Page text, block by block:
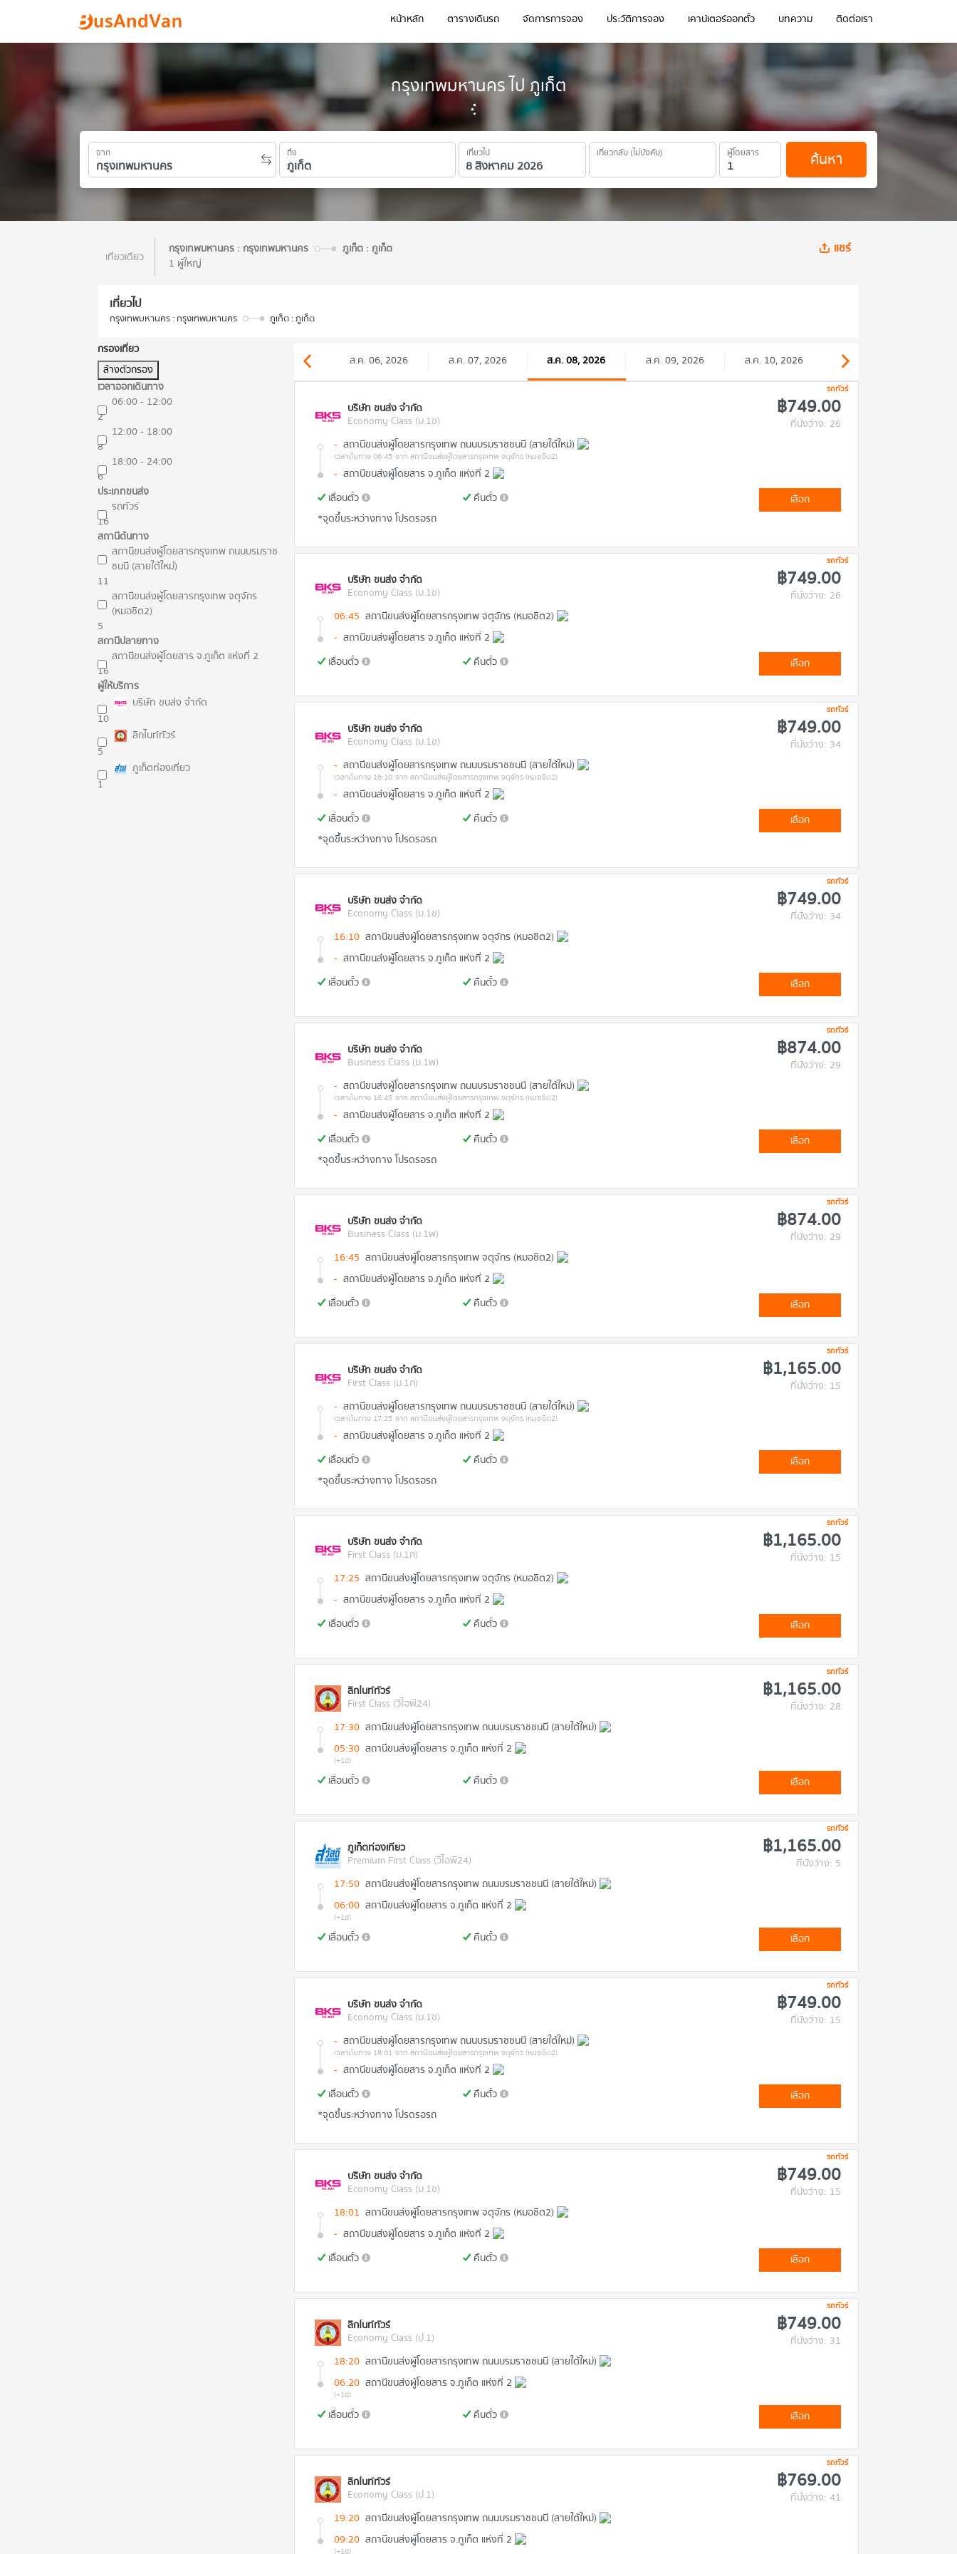
กรุงเทพมหานคร ไป ภูเก็ต
จาก ถึง เที่ยวไป เที่ยวกลับ (ไม่บังคับ) ผู้โดยสาร ค้นหา
หน้าหลัก ตารางเดินรถ จัดการการจอง ประวัติการจอง เคาน์เตอร์ออกตั๋ว บทความ ติดต่อเรา
เที่ยวเดียว
กรุงเทพมหานคร : กรุงเทพมหานคร
ภูเก็ต : ภูเก็ต
1 ผู้ใหญ่
แชร์
เที่ยวไป
กรุงเทพมหานคร : กรุงเทพมหานคร ภูเก็ต : ภูเก็ต
กรองเที่ยว
ล้างตัวกรอง
เวลาออกเดินทาง
06:00 - 12:00
2
12:00 - 18:00
8
18:00 - 24:00
6
ประเภทขนส่ง
รถทัวร์
16
สถานีต้นทาง
สถานีขนส่งผู้โดยสารกรุงเทพ ถนนบรมราช
ชนนี (สายใต้ใหม่)
11
สถานีขนส่งผู้โดยสารกรุงเทพ จตุจักร
(หมอชิต2)
5
สถานีปลายทาง
สถานีขนส่งผู้โดยสาร จ.ภูเก็ต แห่งที่ 2
16
ผู้ให้บริการ
บริษัท ขนส่ง จำกัด
10
ลิกไนท์ทัวร์
5
ภูเก็ตท่องเที่ยว
1
ส.ค. 06, 2026 ส.ค. 07, 2026 ส.ค. 08, 2026 ส.ค. 09, 2026 ส.ค. 10, 2026
รถทัวร์
บริษัท ขนส่ง จำกัด
Economy Class (ม.1ข)
฿749.00
ที่นั่งว่าง: 26
- สถานีขนส่งผู้โดยสารกรุงเทพ ถนนบรมราชชนนี (สายใต้ใหม่)
เวลาต้นทาง 06:45 จาก สถานีขนส่งผู้โดยสารกรุงเทพ จตุจักร (หมอชิต2)
- สถานีขนส่งผู้โดยสาร จ.ภูเก็ต แห่งที่ 2
เลื่อนตั๋ว
คืนตั๋ว
*จุดขึ้นระหว่างทาง โปรดรอรถ
เลือก
รถทัวร์
บริษัท ขนส่ง จำกัด
Economy Class (ม.1ข)
฿749.00
ที่นั่งว่าง: 26
06:45 สถานีขนส่งผู้โดยสารกรุงเทพ จตุจักร (หมอชิต2)
- สถานีขนส่งผู้โดยสาร จ.ภูเก็ต แห่งที่ 2
เลื่อนตั๋ว
คืนตั๋ว เลือก
รถทัวร์
บริษัท ขนส่ง จำกัด
Economy Class (ม.1ข)
฿749.00
ที่นั่งว่าง: 34
- สถานีขนส่งผู้โดยสารกรุงเทพ ถนนบรมราชชนนี (สายใต้ใหม่)
เวลาต้นทาง 16:10 จาก สถานีขนส่งผู้โดยสารกรุงเทพ จตุจักร (หมอชิต2)
- สถานีขนส่งผู้โดยสาร จ.ภูเก็ต แห่งที่ 2
เลื่อนตั๋ว
คืนตั๋ว
*จุดขึ้นระหว่างทาง โปรดรอรถ
เลือก
รถทัวร์
บริษัท ขนส่ง จำกัด
Economy Class (ม.1ข)
฿749.00
ที่นั่งว่าง: 34
16:10 สถานีขนส่งผู้โดยสารกรุงเทพ จตุจักร (หมอชิต2)
- สถานีขนส่งผู้โดยสาร จ.ภูเก็ต แห่งที่ 2
เลื่อนตั๋ว
คืนตั๋ว เลือก
รถทัวร์
บริษัท ขนส่ง จำกัด
Business Class (ม.1พ)
฿874.00
ที่นั่งว่าง: 29
- สถานีขนส่งผู้โดยสารกรุงเทพ ถนนบรมราชชนนี (สายใต้ใหม่)
เวลาต้นทาง 16:45 จาก สถานีขนส่งผู้โดยสารกรุงเทพ จตุจักร (หมอชิต2)
- สถานีขนส่งผู้โดยสาร จ.ภูเก็ต แห่งที่ 2
เลื่อนตั๋ว
คืนตั๋ว
*จุดขึ้นระหว่างทาง โปรดรอรถ
เลือก
รถทัวร์
บริษัท ขนส่ง จำกัด
Business Class (ม.1พ)
฿874.00
ที่นั่งว่าง: 29
16:45 สถานีขนส่งผู้โดยสารกรุงเทพ จตุจักร (หมอชิต2)
- สถานีขนส่งผู้โดยสาร จ.ภูเก็ต แห่งที่ 2
เลื่อนตั๋ว
คืนตั๋ว เลือก
รถทัวร์
บริษัท ขนส่ง จำกัด
First Class (ม.1ก)
฿1,165.00
ที่นั่งว่าง: 15
- สถานีขนส่งผู้โดยสารกรุงเทพ ถนนบรมราชชนนี (สายใต้ใหม่)
เวลาต้นทาง 17:25 จาก สถานีขนส่งผู้โดยสารกรุงเทพ จตุจักร (หมอชิต2)
- สถานีขนส่งผู้โดยสาร จ.ภูเก็ต แห่งที่ 2
เลื่อนตั๋ว
คืนตั๋ว
*จุดขึ้นระหว่างทาง โปรดรอรถ
เลือก
รถทัวร์
บริษัท ขนส่ง จำกัด
First Class (ม.1ก)
฿1,165.00
ที่นั่งว่าง: 15
17:25 สถานีขนส่งผู้โดยสารกรุงเทพ จตุจักร (หมอชิต2)
- สถานีขนส่งผู้โดยสาร จ.ภูเก็ต แห่งที่ 2
เลื่อนตั๋ว
คืนตั๋ว เลือก
รถทัวร์
ลิกไนท์ทัวร์
First Class (วีไอพี24)
฿1,165.00
ที่นั่งว่าง: 28
17:30 สถานีขนส่งผู้โดยสารกรุงเทพ ถนนบรมราชชนนี (สายใต้ใหม่)
05:30 สถานีขนส่งผู้โดยสาร จ.ภูเก็ต แห่งที่ 2
(+1d)
เลื่อนตั๋ว คืนตั๋ว เลือก
รถทัวร์
ภูเก็ตท่องเที่ยว
Premium First Class (วีไอพี24)
฿1,165.00
ที่นั่งว่าง: 5
17:50 สถานีขนส่งผู้โดยสารกรุงเทพ ถนนบรมราชชนนี (สายใต้ใหม่)
06:00 สถานีขนส่งผู้โดยสาร จ.ภูเก็ต แห่งที่ 2
(+1d)
เลื่อนตั๋ว คืนตั๋ว เลือก
รถทัวร์
บริษัท ขนส่ง จำกัด
Economy Class (ม.1ข)
฿749.00
ที่นั่งว่าง: 15
- สถานีขนส่งผู้โดยสารกรุงเทพ ถนนบรมราชชนนี (สายใต้ใหม่)
เวลาต้นทาง 18:01 จาก สถานีขนส่งผู้โดยสารกรุงเทพ จตุจักร (หมอชิต2)
- สถานีขนส่งผู้โดยสาร จ.ภูเก็ต แห่งที่ 2
เลื่อนตั๋ว
คืนตั๋ว
*จุดขึ้นระหว่างทาง โปรดรอรถ
เลือก
รถทัวร์
บริษัท ขนส่ง จำกัด
Economy Class (ม.1ข)
฿749.00
ที่นั่งว่าง: 15
18:01 สถานีขนส่งผู้โดยสารกรุงเทพ จตุจักร (หมอชิต2)
- สถานีขนส่งผู้โดยสาร จ.ภูเก็ต แห่งที่ 2
เลื่อนตั๋ว
คืนตั๋ว เลือก
รถทัวร์
ลิกไนท์ทัวร์
Economy Class (ป.1)
฿749.00
ที่นั่งว่าง: 31
18:20 สถานีขนส่งผู้โดยสารกรุงเทพ ถนนบรมราชชนนี (สายใต้ใหม่)
06:20 สถานีขนส่งผู้โดยสาร จ.ภูเก็ต แห่งที่ 2
(+1d)
เลื่อนตั๋ว คืนตั๋ว เลือก
รถทัวร์
ลิกไนท์ทัวร์
Economy Class (ป.1)
฿769.00
ที่นั่งว่าง: 41
19:20 สถานีขนส่งผู้โดยสารกรุงเทพ ถนนบรมราชชนนี (สายใต้ใหม่)
09:20 สถานีขนส่งผู้โดยสาร จ.ภูเก็ต แห่งที่ 2
(+1d)